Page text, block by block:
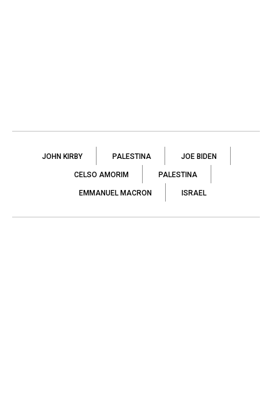
JOHN KIRBY PALESTINA JOE BIDEN
CELSO AMORIM PALESTINA
EMMANUEL MACRON ISRAEL